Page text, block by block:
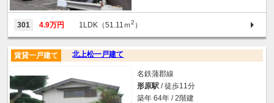
301 4.9万円 1LDK（51.11ｍ2 ）
北上松一戸建て
賃貸一戸建て
名鉄蒲郡線
形原駅 / 徒歩11分
築年 64年 / 2階建